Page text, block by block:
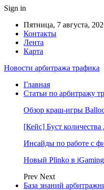
Sign in
Пятница, 7 августа,
Контакты
Лента
Карта
Новости арбитража трафика
Главная
Статьи по арбитражу
Обзор краш-игры
[Кейс] Буст
Инсайды по работе с
Новый Plinko в
Prev Next
База знаний